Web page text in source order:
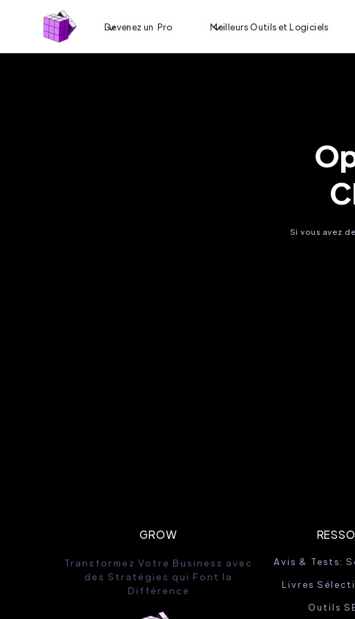
Devenez un Pro Meilleurs Outils et Logiciels
Si vous avez
GROW
Transformez Votre Business avec
des Stratégies qui Font la
Différence
Avis & Tests:
Livres
Outils